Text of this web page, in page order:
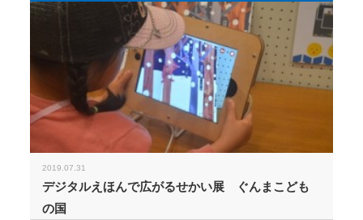
2019.07.31
デジタルえほんで広がるせかい展 ぐんまこども
の国